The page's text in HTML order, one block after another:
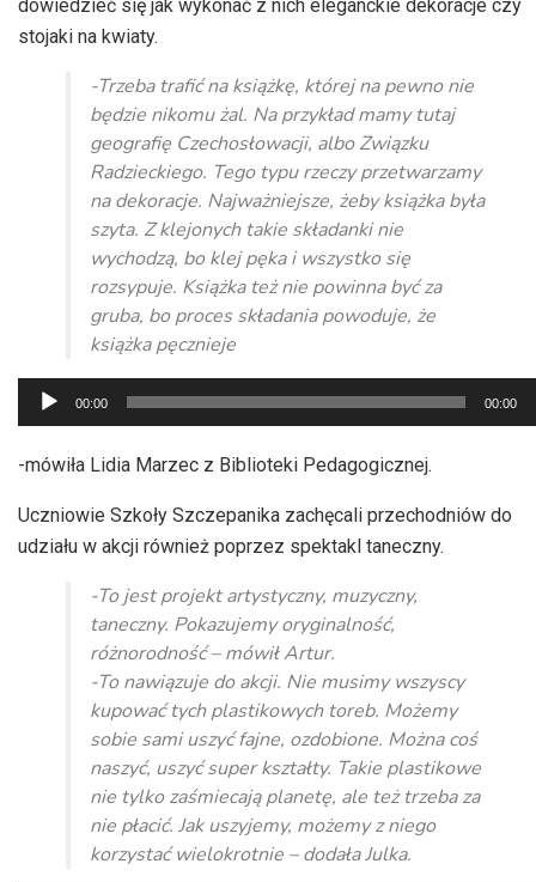
dowiedzieć się jak wykonać z nich eleganckie dekoracje czy
stojaki na kwiaty.
-Trzeba trafić na książkę, której na pewno nie
będzie nikomu żal. Na przykład mamy tutaj
geografię Czechosłowacji, albo Związku
Radzieckiego. Tego typu rzeczy przetwarzamy
na dekoracje. Najważniejsze, żeby książka była
szyta. Z klejonych takie składanki nie
wychodzą, bo klej pęka i wszystko się
rozsypuje. Książka też nie powinna być za
gruba, bo proces składania powoduje, że
książka pęcznieje
Odtwarzacz
plików
dźwiękowych
00:00 00:00
-mówiła Lidia Marzec z Biblioteki Pedagogicznej.
Uczniowie Szkoły Szczepanika zachęcali przechodniów do
udziału w akcji również poprzez spektakl taneczny.
-To jest projekt artystyczny, muzyczny,
taneczny. Pokazujemy oryginalność,
różnorodność – mówił Artur.
-To nawiązuje do akcji. Nie musimy wszyscy
kupować tych plastikowych toreb. Możemy
sobie sami uszyć fajne, ozdobione. Można coś
naszyć, uszyć super kształty. Takie plastikowe
nie tylko zaśmiecają planetę, ale też trzeba za
nie płacić. Jak uszyjemy, możemy z niego
korzystać wielokrotnie – dodała Julka.